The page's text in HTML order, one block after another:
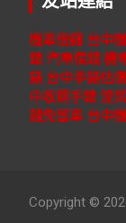
機車借錢 台中
錶 汽車借錢 機
錶 台中手錶估價
中收購手錶 流
錢免留車 台中
Copyright ©